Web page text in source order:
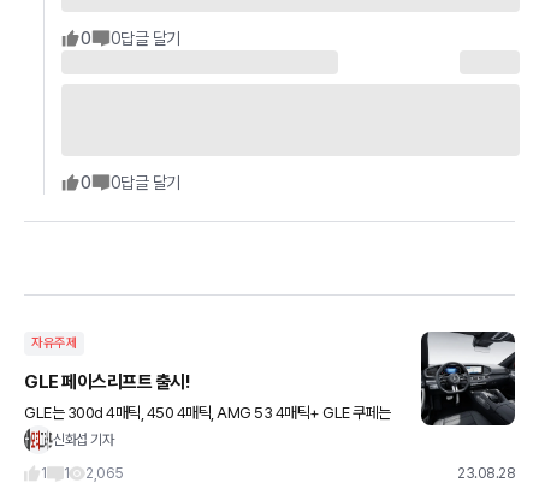
0 0답글 달기
0 0답글 달기
자유주제
GLE 페이스리프트 출시!
GLE는 300d 4매틱, 450 4매틱, AMG 53 4매틱+ GLE 쿠페는
450d 4매틱, AMG 53 4매틱+ 가 출시됩니다 그나저나 GLE도 가
신화섭 기자
1
1 2,065 23.08.28